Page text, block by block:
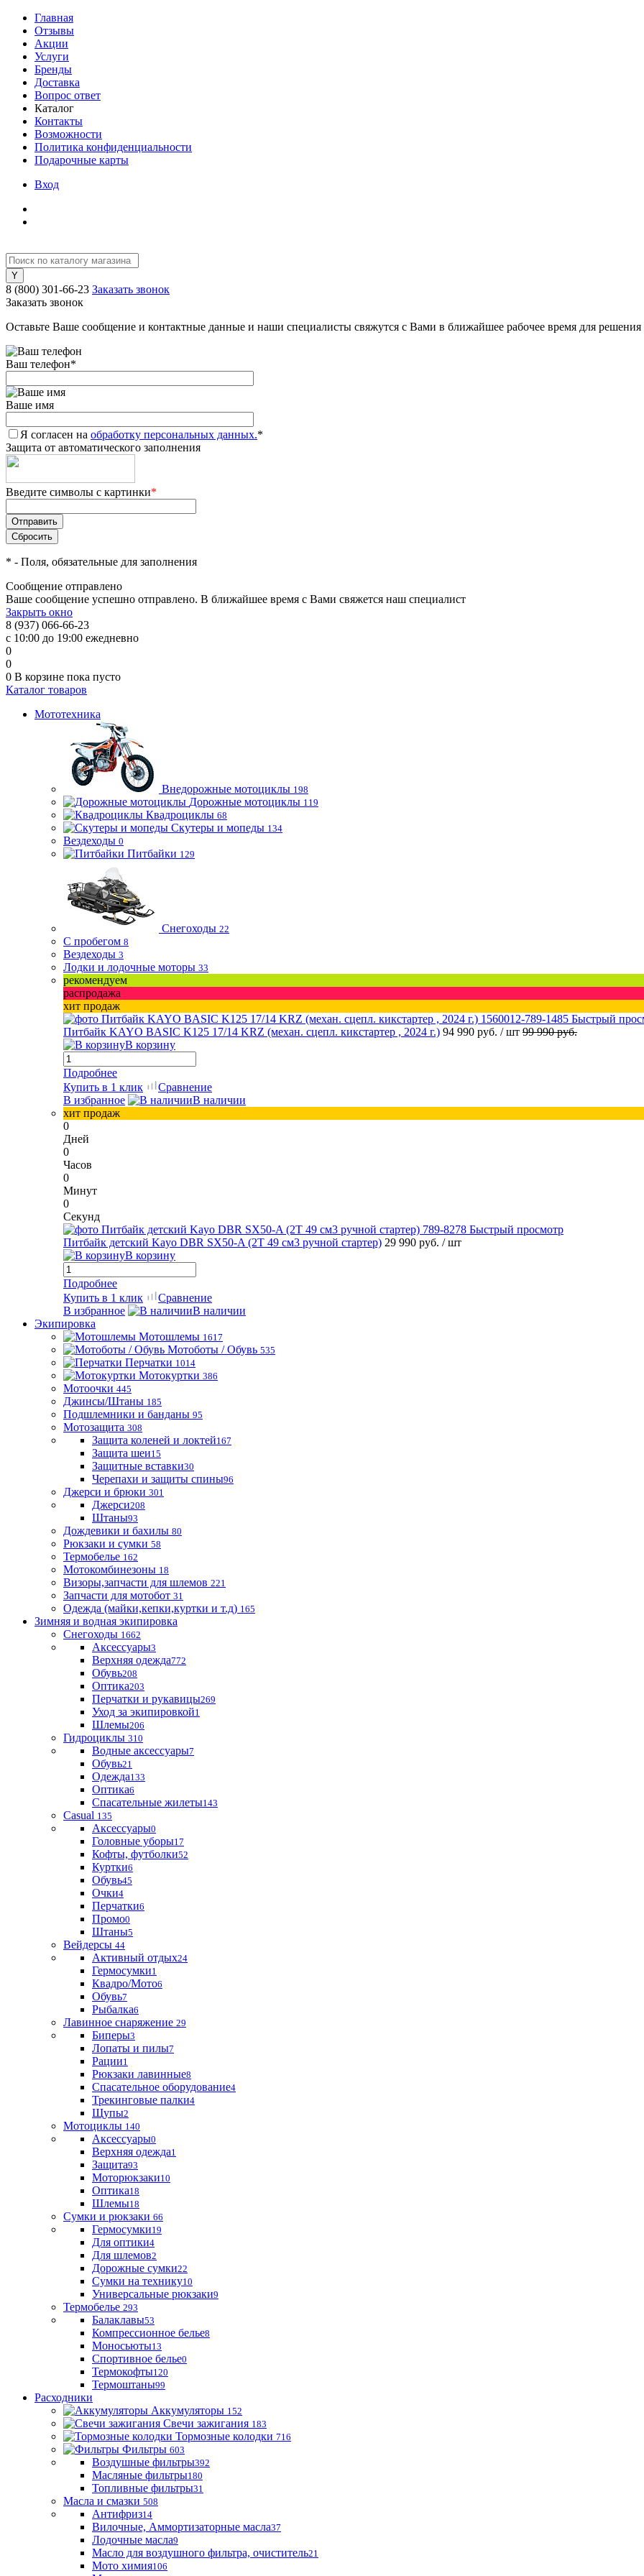
Главная
Отзывы
Акции
Услуги
Бренды
Доставка
Вопрос ответ
Каталог
Контакты
Возможности
Политика конфиденциальности
Подарочные карты
Вход
8 (800) 301-66-23 Заказать звонок
Заказать звонок
Оставьте Ваше сообщение и контактные данные и наши специалисты свяжутся с Вами в ближайшее рабочее время для
Ваш телефон*
Ваше имя
Я согласен на обработку персональных данных.*
Защита от автоматического заполнения
Введите символы с картинки*
* - Поля, обязательные для заполнения
Сообщение отправлено
Ваше сообщение успешно отправлено. В ближайшее время с Вами свяжется наш специалист
Закрыть окно
8 (937) 066-66-23
с 10:00 до 19:00 ежедневно
0
0
0 В корзине пока пусто
Каталог товаров
Мототехника
Внедорожные мотоциклы 198
Дорожные мотоциклы 119
Квадроциклы 68
Скутеры и мопеды 134
Вездеходы 0
Питбайки 129
Снегоходы 22
С пробегом 8
Вездеходы 3
Лодки и лодочные моторы 33
рекомендуем
распродажа
хит продаж
Быстрый
Питбайк KAYO BASIC K125 17/14 KRZ (механ. сцепл. кикстартер , 2024 г.) 94 990 руб. / шт 99 990 руб.
В корзину
Подробнее
Купить в 1 клик
Сравнение
В избранное
В наличии
хит продаж
0
Дней
0
Часов
0
Минут
0
Секунд
Быстрый просмотр
Питбайк детский Kayo DBR SX50-A (2T 49 см3 ручной стартер) 29 990 руб. / шт
В корзину
Подробнее
Купить в 1 клик
Сравнение
В избранное
В наличии
Экипировка
Мотошлемы 1617
Мотоботы / Обувь 535
Перчатки 1014
Мотокуртки 386
Мотоочки 445
Джинсы/Штаны 185
Подшлемники и банданы 95
Мотозащита 308
Защита коленей и локтей167
Защита шеи15
Защитные вставки30
Черепахи и защиты спины96
Джерси и брюки 301
Джерси208
Штаны93
Дождевики и бахилы 80
Рюкзаки и сумки 58
Термобелье 162
Мотокомбинезоны 18
Визоры,запчасти для шлемов 221
Запчасти для мотобот 31
Одежда (майки,кепки,куртки и т.д) 165
Зимняя и водная экипировка
Снегоходы 1662
Аксессуары3
Верхняя одежда772
Обувь208
Оптика203
Перчатки и рукавицы269
Уход за экипировкой1
Шлемы206
Гидроциклы 310
Водные аксессуары7
Обувь21
Одежда133
Оптика6
Спасательные жилеты143
Casual 135
Аксессуары0
Головные уборы17
Кофты, футболки52
Куртки6
Обувь45
Очки4
Перчатки6
Промо0
Штаны5
Вейдерсы 44
Активный отдых24
Гермосумки1
Квадро/Мото6
Обувь7
Рыбалка6
Лавинное снаряжение 29
Биперы3
Лопаты и пилы7
Рации1
Рюкзаки лавинные8
Спасательное оборудование4
Трекинговые палки4
Щупы2
Мотоциклы 140
Аксессуары0
Верхняя одежда1
Защита93
Моторюкзаки10
Оптика18
Шлемы18
Сумки и рюкзаки 66
Гермосумки19
Для оптики4
Для шлемов2
Дорожные сумки22
Сумки на технику10
Универсальные рюкзаки9
Термобелье 293
Балаклавы53
Компрессионное белье8
Моносьюты13
Спортивное белье0
Термокофты120
Термоштаны99
Расходники
Аккумуляторы 152
Свечи зажигания 183
Тормозные колодки 716
Фильтры 603
Воздушные фильтры392
Масляные фильтры180
Топливные фильтры31
Масла и смазки 508
Антифриз14
Вилочные, Аммортизаторные масла37
Лодочные масла9
Масло для воздушного фильтра, очиститель21
Мото химия106